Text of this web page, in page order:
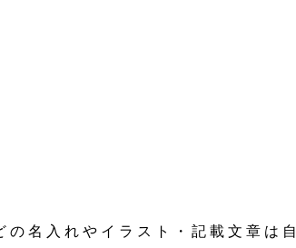
名入れやイラスト・記載文章は